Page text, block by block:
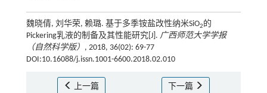
魏晓倩, 刘华荣, 赖璐. 基于多季铵盐改性纳米SiO2 的
Pickering乳液的制备及其性能研究[J]. 广西师范大学学报
（自然科学版） , 2018, 36(02): 69-77
DOI:10.16088/j.issn.1001-6600.2018.02.010
上一篇 下一篇